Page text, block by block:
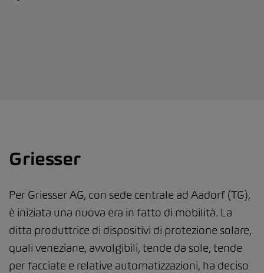
Griesser
Per Griesser AG, con sede centrale ad Aadorf (TG),
è iniziata una nuova era in fatto di mobilità. La
ditta produttrice di dispositivi di protezione solare,
quali veneziane, avvolgibili, tende da sole, tende
per facciate e relative automatizzazioni, ha deciso